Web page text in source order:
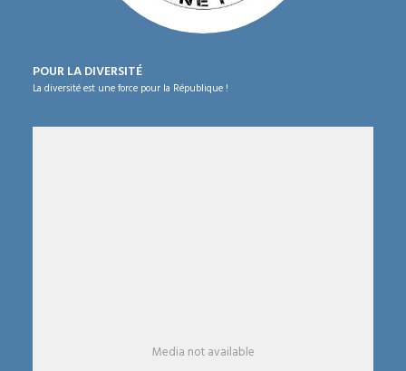
POUR LA DIVERSITÉ
La diversité est une force pour la République !
Media not available